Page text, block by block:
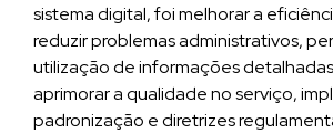
sistema digital, foi melhorar a
reduzir problemas administrativos,
utilização de informações
aprimorar a qualidade no serviço,
padronização e diretrizes